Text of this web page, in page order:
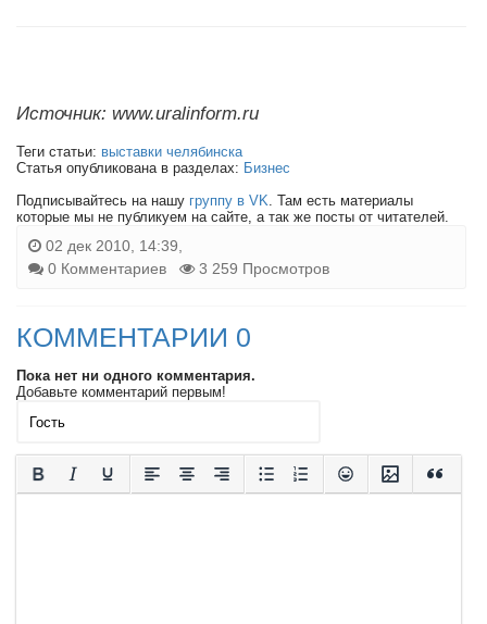
Источник: www.uralinform.ru
Теги статьи: выставки челябинска
Статья опубликована в разделах: Бизнес
Подписывайтесь на нашу группу в VK. Там есть материалы
которые мы не публикуем на сайте, а так же посты от читателей.
02 дек 2010, 14:39,
0 Комментариев
3 259 Просмотров
КОММЕНТАРИИ 0
Пока нет ни одного комментария.
Добавьте комментарий первым!